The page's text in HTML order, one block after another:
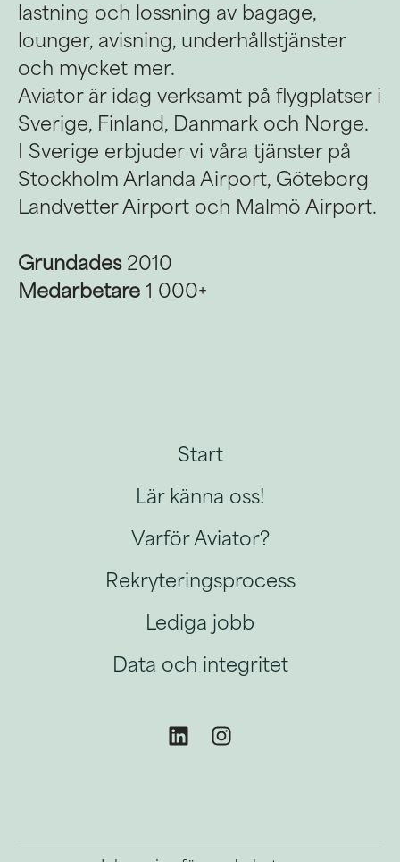
lastning och lossning av bagage,
lounger, avisning, underhållstjänster
och mycket mer.
Aviator är idag verksamt på flygplatser i
Sverige, Finland, Danmark och Norge.
I Sverige erbjuder vi våra tjänster på
Stockholm Arlanda Airport, Göteborg
Landvetter Airport och Malmö Airport.
Grundades 2010
Medarbetare 1 000+
Start
Lär känna oss!
Varför Aviator?
Rekryteringsprocess
Lediga jobb
Data och integritet